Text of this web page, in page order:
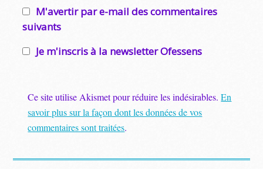
M'avertir par e-mail des commentaires
suivants
Je m'inscris à la newsletter Ofessens
Ce site utilise Akismet pour réduire les indésirables.En
savoir plus sur la façon dont les données de vos
commentaires sont traitées.